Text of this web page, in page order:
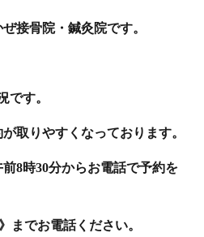
接骨院・鍼灸院です。
です。
取りやすくなっております。
8時30分からお電話で予約を
までお電話ください。